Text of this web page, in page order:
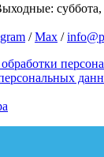
суббота,
/Max /